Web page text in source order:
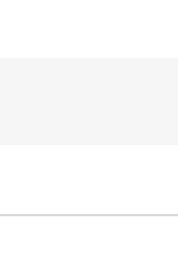
die die Weste als